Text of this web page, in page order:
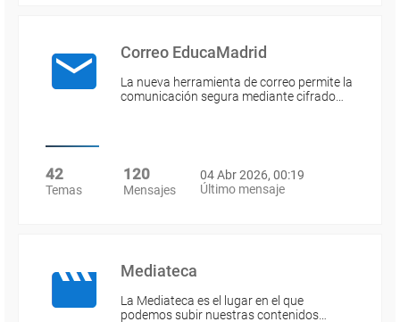
Correo EducaMadrid
La nueva herramienta de correo permite la
comunicación segura mediante cifrado…
42
Temas
120
Mensajes
04 Abr 2026, 00:19
Último mensaje
Mediateca
La Mediateca es el lugar en el que
podemos subir nuestras contenidos…